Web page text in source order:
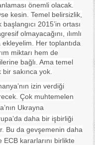
önemli olacak.
kesin. Temel belirsizlik,
2015’in ortası
olmayacağını, ılımlı
ekleyelim. Her toplantıda
miktarı hem de
bağlı. Ama temel
sakınca yok.
izin verdiği
Çok muhtemelen
Ukrayna
daha bir işbirliği
Bu da gevşemenin daha
ECB kararlarını birlikte